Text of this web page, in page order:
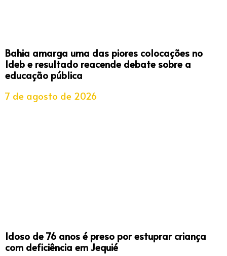
Bahia amarga uma das piores colocações no
Ideb e resultado reacende debate sobre a
educação pública
7 de agosto de 2026
Idoso de 76 anos é preso por estuprar criança
com deficiência em Jequié